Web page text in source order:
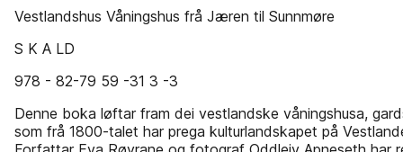
Vestlandshus Våningshus frå Jæren til Sunnmøre
S K A LD
978 - 82-79 59 -31 3 -3
Denne boka løftar fram dei vestlandske våningshusa,
som frå 1800-talet har prega kulturlandskapet på